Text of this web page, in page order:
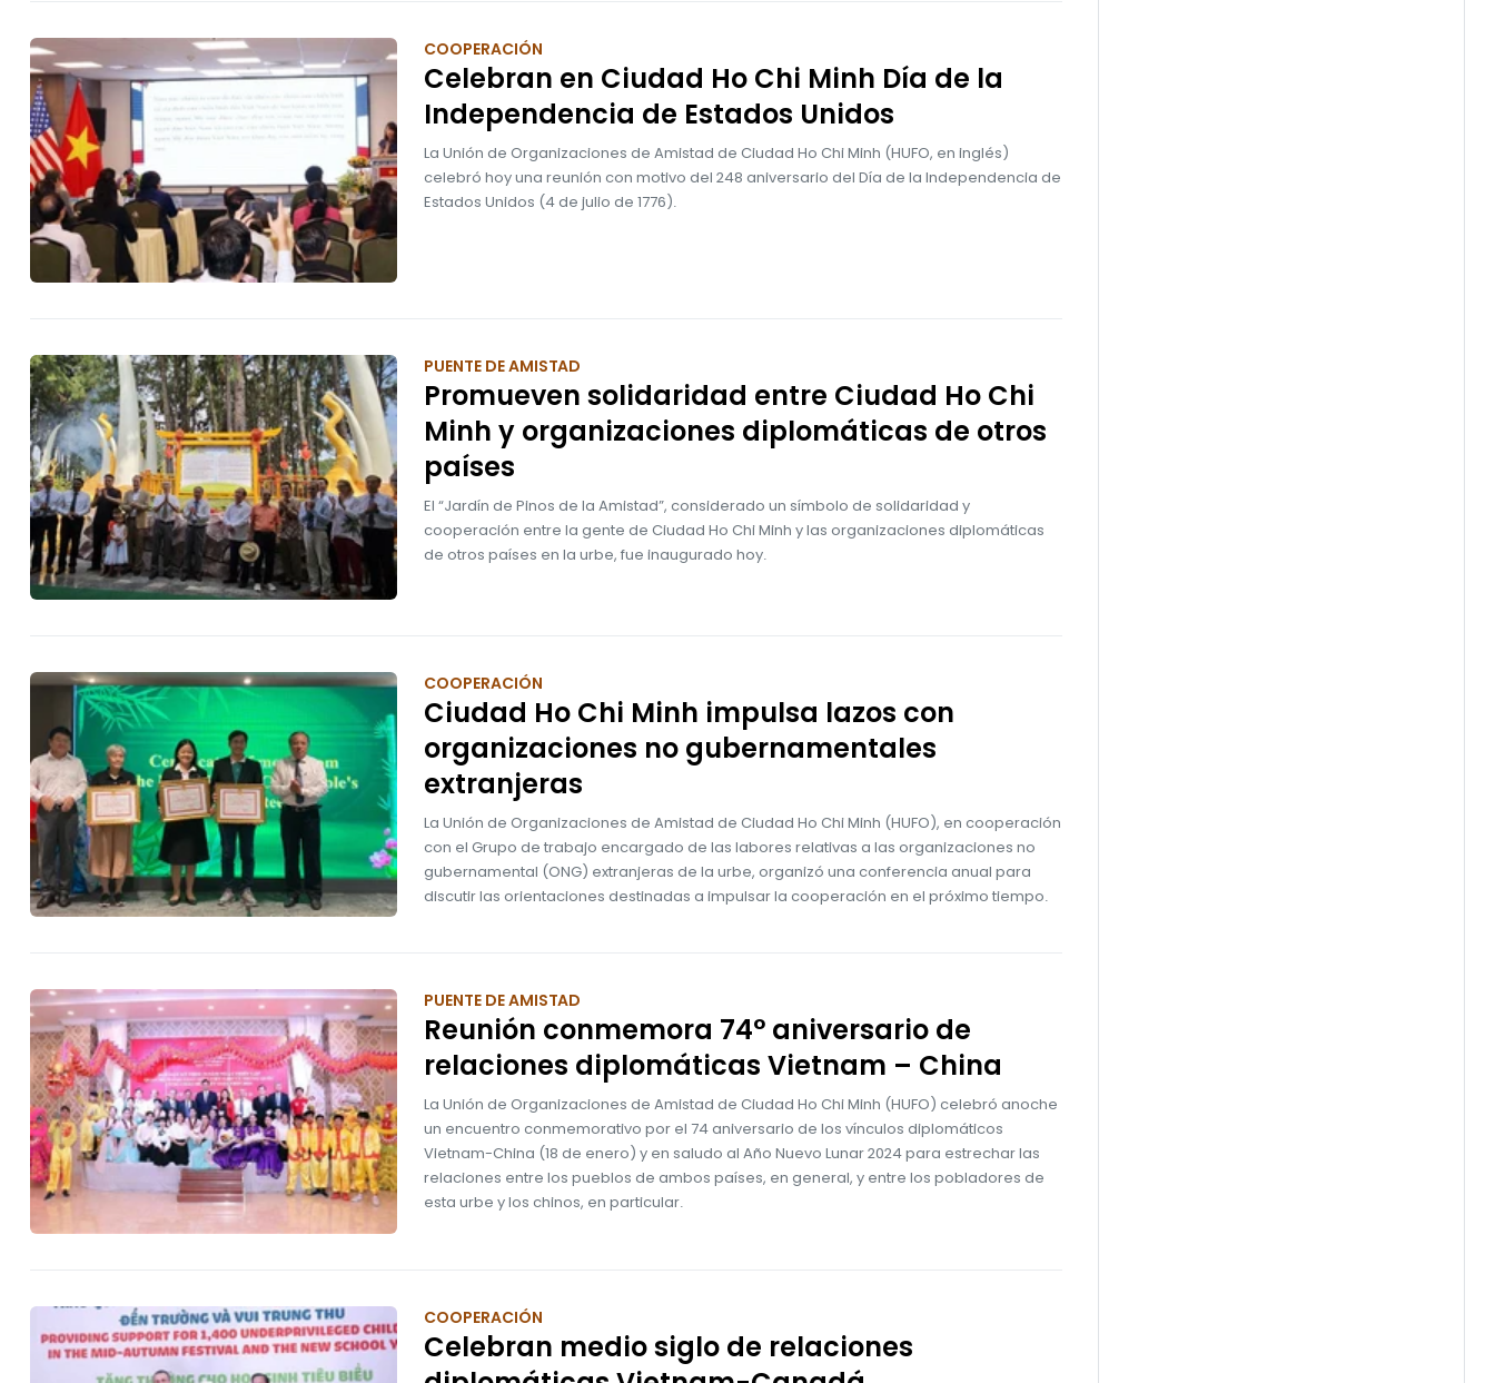
COOPERACIÓN
Celebran en Ciudad Ho Chi Minh Día de la
Independencia de Estados Unidos
La Unión de Organizaciones de Amistad de Ciudad Ho Chi Minh (HUFO, en inglés)
celebró hoy una reunión con motivo del 248 aniversario del Día de la Independencia de
Estados Unidos (4 de julio de 1776).
PUENTE DE AMISTAD
Promueven solidaridad entre Ciudad Ho Chi
Minh y organizaciones diplomáticas de otros
países
El “Jardín de Pinos de la Amistad”, considerado un símbolo de solidaridad y
cooperación entre la gente de Ciudad Ho Chi Minh y las organizaciones diplomáticas
de otros países en la urbe, fue inaugurado hoy.
COOPERACIÓN
Ciudad Ho Chi Minh impulsa lazos con
organizaciones no gubernamentales
extranjeras
La Unión de Organizaciones de Amistad de Ciudad Ho Chi Minh (HUFO), en cooperación
con el Grupo de trabajo encargado de las labores relativas a las organizaciones no
gubernamental (ONG) extranjeras de la urbe, organizó una conferencia anual para
discutir las orientaciones destinadas a impulsar la cooperación en el próximo tiempo.
PUENTE DE AMISTAD
Reunión conmemora 74° aniversario de
relaciones diplomáticas Vietnam – China
La Unión de Organizaciones de Amistad de Ciudad Ho Chi Minh (HUFO) celebró anoche
un encuentro conmemorativo por el 74 aniversario de los vínculos diplomáticos
Vietnam-China (18 de enero) y en saludo al Año Nuevo Lunar 2024 para estrechar las
relaciones entre los pueblos de ambos países, en general, y entre los pobladores de
esta urbe y los chinos, en particular.
COOPERACIÓN
Celebran medio siglo de relaciones